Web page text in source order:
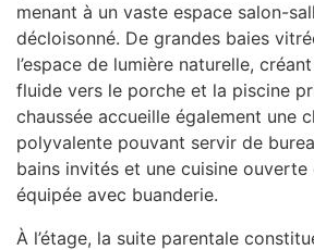
menant à un vaste espace salon-
décloisonné. De grandes baies
l’espace de lumière naturelle,
fluide vers le porche et la piscine
chaussée accueille également une
polyvalente pouvant servir de
bains invités et une cuisine ouverte
équipée avec buanderie.
À l’étage, la suite parentale